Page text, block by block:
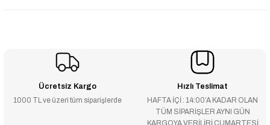
Ücretsiz Kargo
1000 TL ve üzeri tüm siparişlerde
Hızlı Teslimat
HAFTA İÇİ : 14:00’A KADAR OLAN
TÜM SİPARİŞLER AYNI GÜN
KARGOYA VERİLİRİ CUMARTESİ